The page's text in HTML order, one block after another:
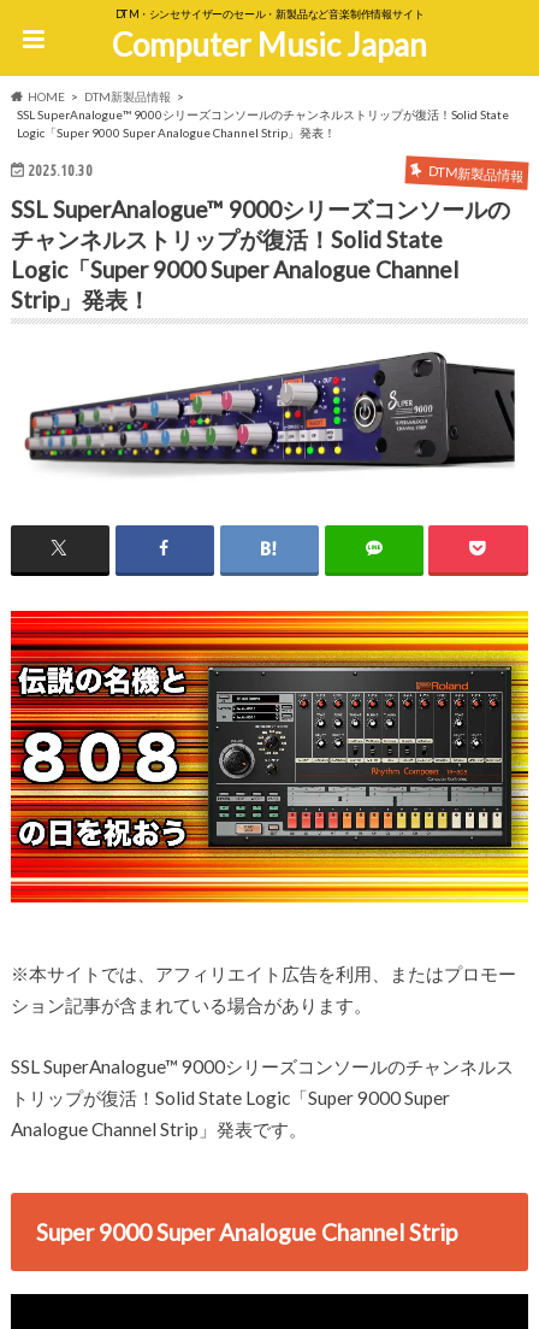
DTM・シンセサイザーのセール・新製品など音楽制作情報サイト
Computer Music Japan
HOME
DTM新製品情報
SSL SuperAnalogue™ 9000シリーズコンソールのチャンネルストリップが復活！Solid State
Logic「Super 9000 Super Analogue Channel Strip」発表！
2025.10.30 DTM新製品情報
SSL SuperAnalogue™ 9000シリーズコンソールの
チャンネルストリップが復活！Solid State
Logic「Super 9000 Super Analogue Channel
Strip」発表！
※本サイトでは、アフィリエイト広告を利用、またはプロモー
ション記事が含まれている場合があります。
SSL SuperAnalogue™ 9000シリーズコンソールのチャンネルス
トリップが復活！Solid State Logic「Super 9000 Super
Analogue Channel Strip」発表です。
Super 9000 Super Analogue Channel Strip